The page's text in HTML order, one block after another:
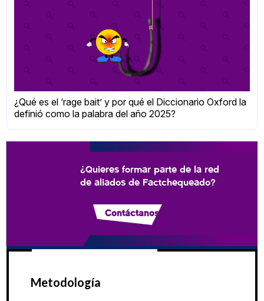
¿Qué es el ‘rage bait’ y por qué el Diccionario Oxford la
definió como la palabra del año 2025?
¿Quieres formar parte de la red
de aliados de Factchequeado?
Contáctanos
Metodología